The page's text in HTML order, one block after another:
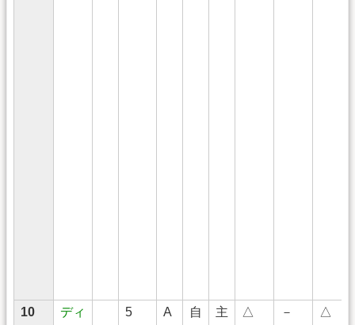
10
ディ
5 A 自 主 △ － △